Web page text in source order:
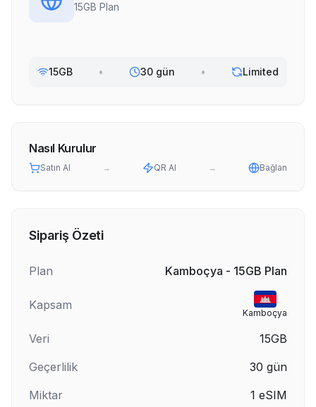
15GB Plan
15GB • 30 gün • Limited
Nasıl Kurulur
Satın Al → QR Al → Bağlan
Sipariş Özeti
Plan Kamboçya - 15GB Plan
Kapsam
Kamboçya
Veri
15GB
Geçerlilik
30 gün
Miktar
1 eSIM